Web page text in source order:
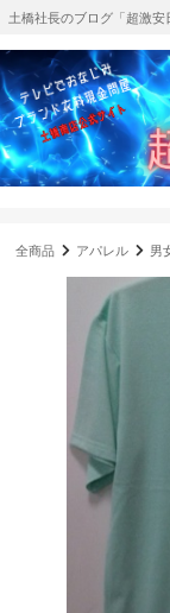
土橋社長のブログ「超激
全商品 アパレル 男